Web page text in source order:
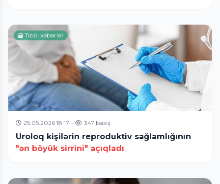
Tibbi xəbərlər
25.05.2026 18:17 • 347 baxış
Uroloq kişilərin reproduktiv sağlamlığının
"ən böyük sirrini" açıqladı